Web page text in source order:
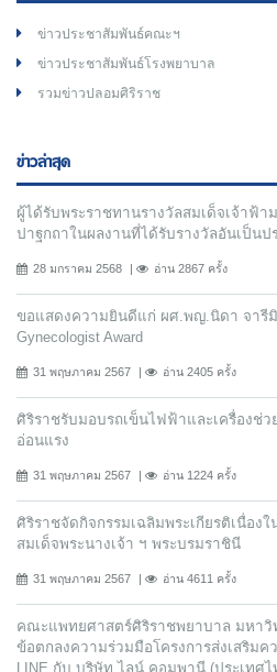
ข่าวประชาสัมพันธ์คณะฯ
ข่าวประชาสัมพันธ์โรงพยาบาล
รวมข่าวปลอมศิริราช
ข่าวล่าสุด
ผู้ได้รับพระราชทานรางวัลสมเด็จเจ้าฟ้
ปาฐกถาในผลงานที่ได้รับรางวัลอันเป็น
28 มกราคม 2568 อ่าน 2867 ครั้ง
ขอแสดงความยินดีแก่ ผศ.พญ.นิดา จารีมิ
Gynecologist Award
31 พฤษภาคม 2567 อ่าน 2405 ครั้ง
ศิริราชรับมอบรถเข็นไฟฟ้าและเครื่องช่
อ่อนแรง
31 พฤษภาคม 2567 อ่าน 1224 ครั้ง
ศิริราชจัดกิจกรรมเฉลิมพระเกียรติเนื่อง
สมเด็จพระนางเจ้า ฯ พระบรมราชินี
31 พฤษภาคม 2567 อ่าน 4611 ครั้ง
คณะแพทยศาสตร์ศิริราชพยาบาล มหา
ข้อตกลงความร่วมมือโครงการส่งเสริม
LINE กับ บริษัท ไลน์ คอมพานี (ประเทศไ